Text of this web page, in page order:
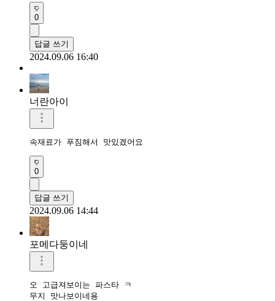
0
답글 쓰기
2024.09.06 16:40
너란아이
속재료가 푸짐해서 맛있겠어요
0
답글 쓰기
2024.09.06 14:44
포메다둥이네
오 고급져보이는 파스타 ㅋ
무지 맛나보이네용